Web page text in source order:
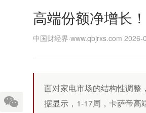
高端份额净增长
中国财经界·www.qbjrxs.com 2026-
面对家电市场的结构性调整
据显示，1-17周，卡萨帝高